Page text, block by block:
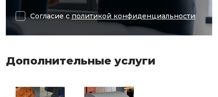
Согласие с политикой конфиденциальности
Дополнительные услуги